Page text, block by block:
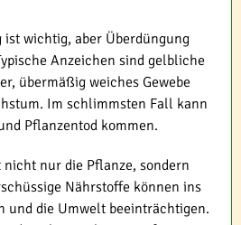
wichtig, aber Überdüngung
Anzeichen sind gelbliche
übermäßig weiches Gewebe
Im schlimmsten Fall kann
Pflanzentod kommen.
nur die Pflanze, sondern
Nährstoffe können ins
und die Umwelt beeinträchtigen.